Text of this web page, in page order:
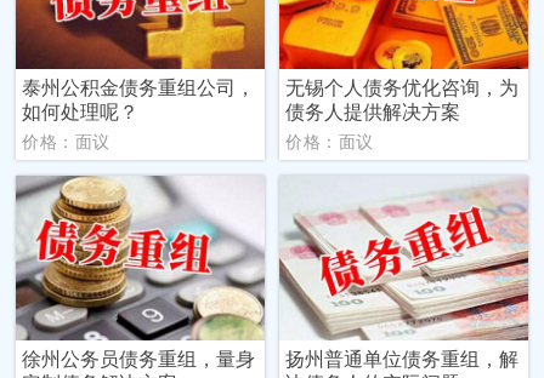
泰州公积金债务重组公司，
如何处理呢？
价格：面议
无锡个人债务优化咨询，为
债务人提供解决方案
价格：面议
徐州公务员债务重组，量身
扬州普通单位债务重组，解